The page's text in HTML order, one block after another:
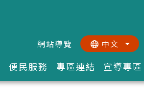
:::網站導覽 中文
便民服務 專區連結 宣導專區